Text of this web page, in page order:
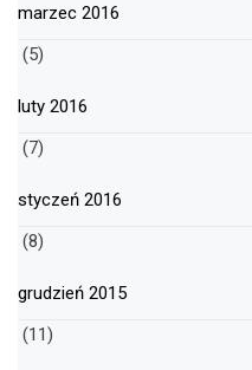
marzec 2016
(5)
luty 2016
(7)
styczeń 2016
(8)
grudzień 2015
(11)